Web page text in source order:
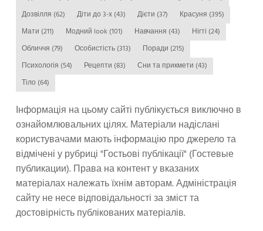
Дозвілля (62) Діти до 3-х (43) Дієти (37) Красуня (395)
Мати (211) Модний look (101) Навчання (43) Нігті (24)
Обличчя (79) Особистість (313) Поради (215)
Психологія (54) Рецепти (83) Сни та прикмети (43)
Тіло (64)
Інформація на цьому сайті публікується виключно в
ознайомлювальних цілях. Матеріали надіслані
користувачами мають інформацію про джерело та
відмічені у рубриці "Гостьові публікації" (Гостевые
публикации). Права на контент у вказаних
матеріалах належать їхнім авторам. Адміністрація
сайту не несе відповідальності за зміст та
достовірність публікованих матеріалів.